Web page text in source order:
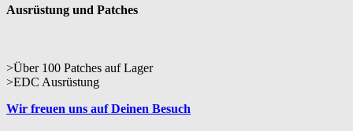
Ausrüstung und Patches
>Über 100 Patches auf Lager
>EDC Ausrüstung
Wir freuen uns auf Deinen Besuch